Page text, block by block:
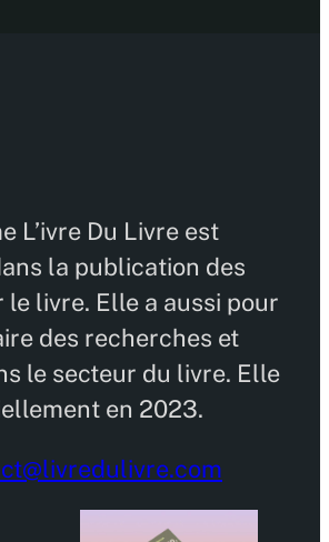
L’ivre Du Livre est
la publication des
livre. Elle a aussi pour
des recherches et
le secteur du livre. Elle
en 2023.